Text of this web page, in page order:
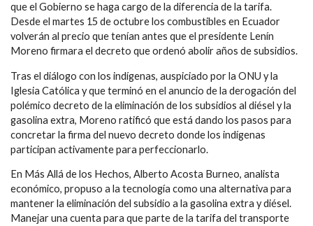
que el Gobierno se haga cargo de la diferencia de la tarifa.
Desde el martes 15 de octubre los combustibles en Ecuador
volverán al precio que tenían antes que el presidente Lenín
Moreno firmara el decreto que ordenó abolir años de subsidios.
Tras el diálogo con los indígenas, auspiciado por la ONU y la
Iglesia Católica y que terminó en el anuncio de la derogación del
polémico decreto de la eliminación de los subsidios al diésel y la
gasolina extra, Moreno ratificó que está dando los pasos para
concretar la firma del nuevo decreto donde los indígenas
participan activamente para perfeccionarlo.
En Más Allá de los Hechos, Alberto Acosta Burneo, analista
económico, propuso a la tecnología como una alternativa para
mantener la eliminación del subsidio a la gasolina extra y diésel.
Manejar una cuenta para que parte de la tarifa del transporte